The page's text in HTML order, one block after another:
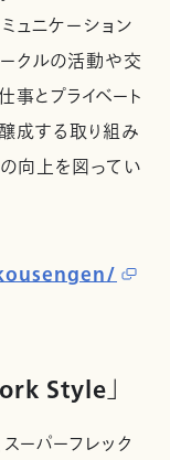
ュニケーション
クルの活動や交
事とプライベート
成する取り組み
向上を図ってい
Style」
ーパーフレック